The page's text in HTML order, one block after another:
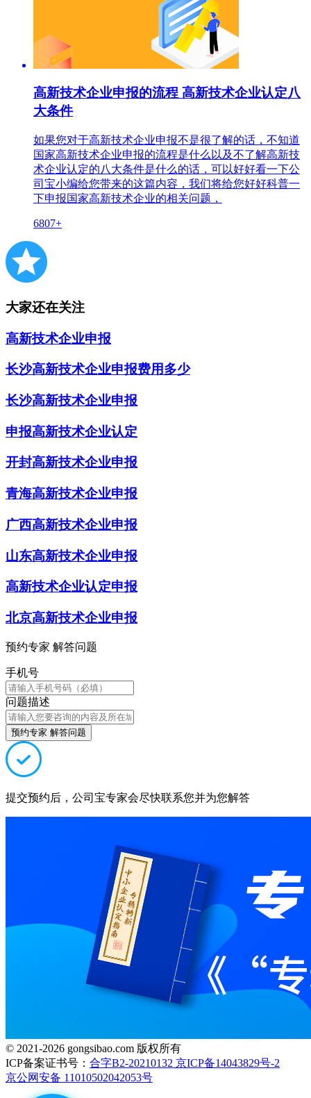
高新技术企业申报的流程 高新技术企业认定八
大条件
如果您对于高新技术企业申报不是很了解的话，不知道
国家高新技术企业申报的流程是什么以及不了解高新技
术企业认定的八大条件是什么的话，可以好好看一下公
司宝小编给您带来的这篇内容，我们将给您好好科普一
下申报国家高新技术企业的相关问题，
6807+
大家还在关注
高新技术企业申报
长沙高新技术企业申报费用多少
长沙高新技术企业申报
申报高新技术企业认定
开封高新技术企业申报
青海高新技术企业申报
广西高新技术企业申报
山东高新技术企业申报
高新技术企业认定申报
北京高新技术企业申报
预约专家 解答问题
手机号
问题描述
预约专家 解答问题
提交预约后，公司宝专家会尽快联系您并为您解答
© 2021-2026 gongsibao.com 版权所有
ICP备案证书号： 合字B2-20210132 京ICP备14043829号-2
京公网安备 11010502042053号